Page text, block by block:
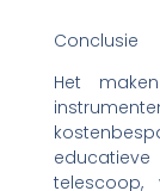
Conclusie
Het
telescoop,